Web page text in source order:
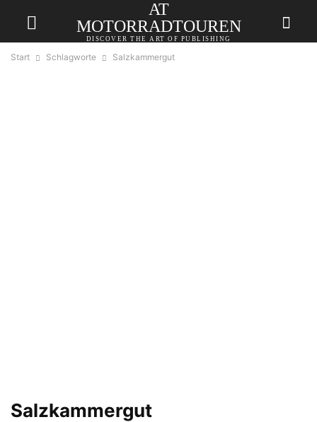
AT
MOTORRADTOUREN
DISCOVER THE ART OF PUBLISHING
Start Schlagworte Salzkammergut
Salzkammergut